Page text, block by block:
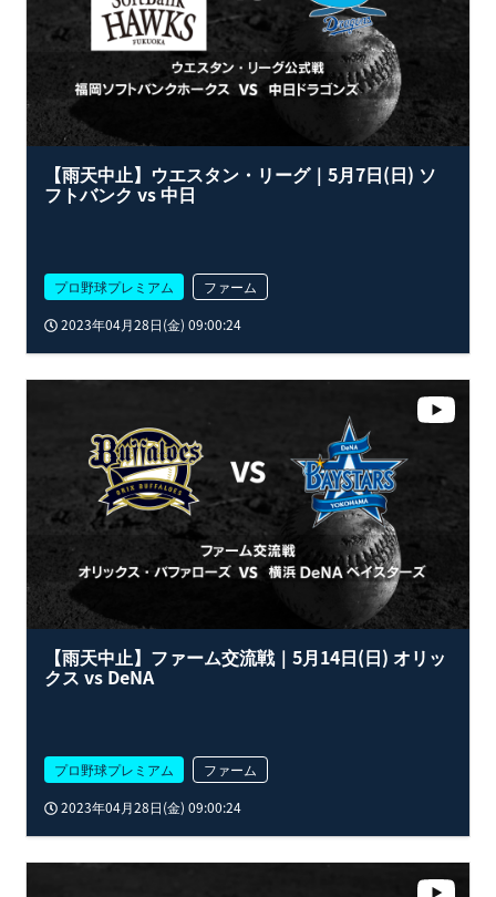
【雨天中止】ウエスタン・リーグ｜5月7日(日) ソ
フトバンク vs 中日
プロ野球プレミアム
ファーム
2023年04月28日(金) 09:00:24
【雨天中止】ファーム交流戦｜5月14日(日) オリッ
クス vs DeNA
プロ野球プレミアム
ファーム
2023年04月28日(金) 09:00:24